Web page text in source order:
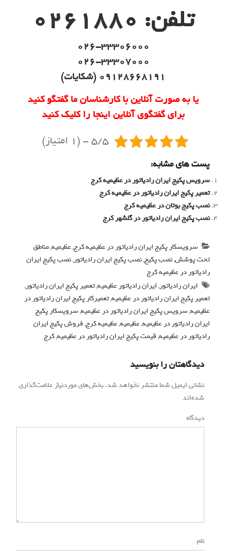
تلفن: 0261880
026-33306000
026-33307000
09128668191 (شکایات)
یا به صورت آنلاین با کارشناسان ما گفتگو کنید
برای گفتگوی آنلاین اینجا را کلیک کنید
5/5 - (1 امتیاز)
پست های مشابه:
سرویس پکیج ایران رادیاتور در عظیمیه کرج
تعمیر پکیج ایران رادیاتور در عظیمیه کرج
نصب پکیج بوتان در عظیمیه کرج
نصب پکیج ایران رادیاتور در گلشهر کرج
سرویسکار پکیج ایران رادیاتور در عظیمیه کرج,عظیمیه,مناطق
تحت پوشش,نصب پکیج,نصب پکیج ایران رادیاتور,نصب پکیج ایران
رادیاتور در عظیمیه کرج
ایران رادیاتور,ایران رادیاتور عظیمیه,تعمیر پکیج ایران رادیاتور,
تعمیر پکیج ایران رادیاتور در عظیمیه,تعمیرکار پکیج ایران رادیاتور در
عظیمیه,سرویس پکیج ایران رادیاتور در عظیمیه,سرویسکار پکیج
ایران رادیاتور در عظیمیه,عظیمیه,عظیمیه کرج,فروش پکیج ایران
رادیاتور در عظیمیه,قیمت پکیج ایران رادیاتور در عظیمیه,کرج
دیدگاهتان را بنویسید
نشانی ایمیل شما منتشر نخواهد شد.بخش‌های موردنیاز علامت‌گذاری
شده‌اند
دیدگاه
نام